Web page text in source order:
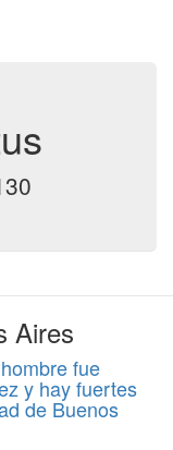
Aires
fue
y hay fuertes
de Buenos